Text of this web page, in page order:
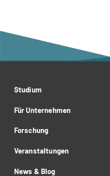
Studium
Für Unternehmen
Forschung
Veranstaltungen
News & Blog